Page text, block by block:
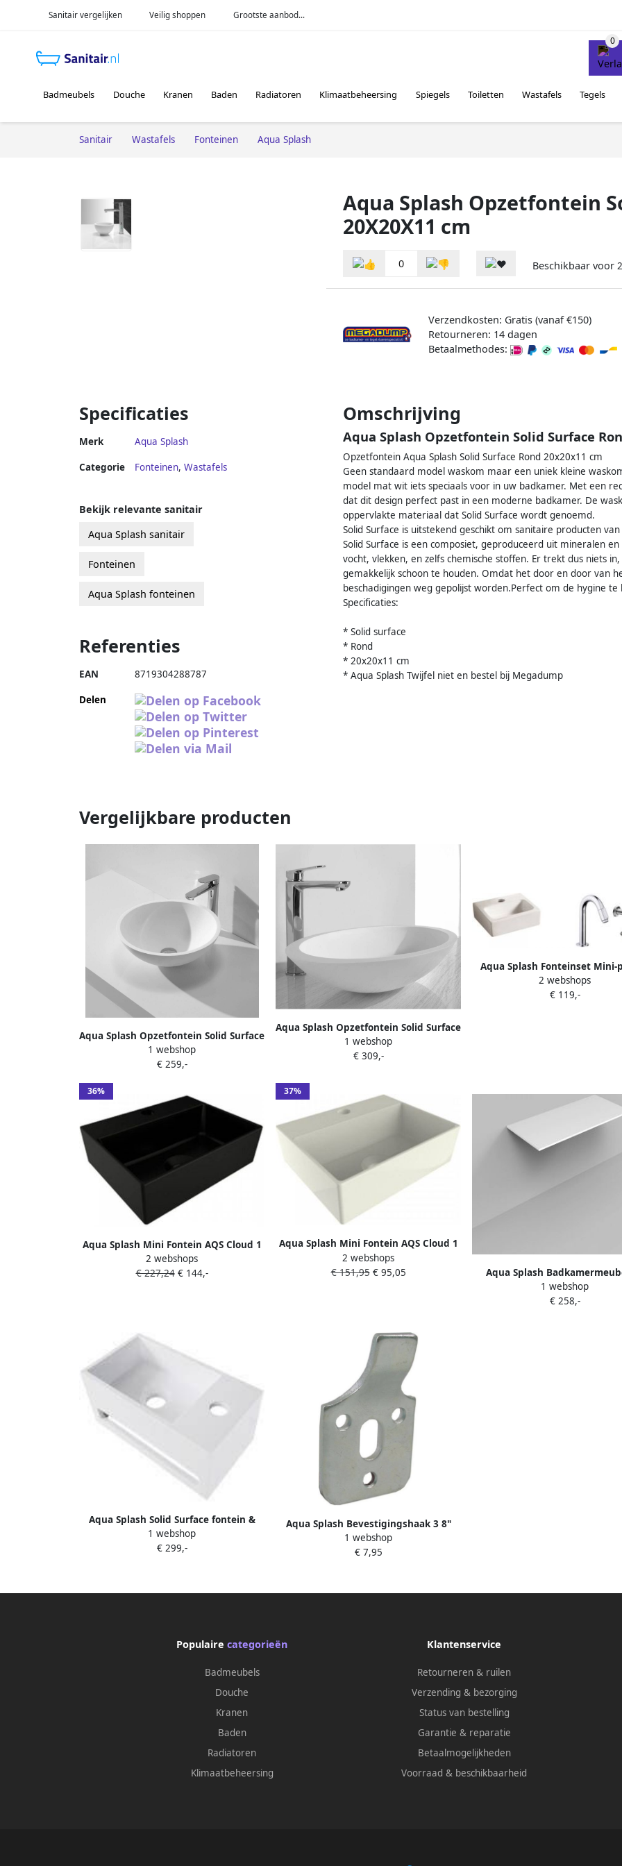
Sanitair vergelijken Veilig shoppen Grootste aanbod...
Badmeubels Douche Kranen Baden Radiatoren Klimaatbeheersing Spiegels Toiletten Wastafels Tegels
Sanitair Wastafels Fonteinen Aqua Splash
Aqua Splash Opzetfontein
20X20X11 cm
0 Beschikbaar voor
Verzendkosten: Gratis (vanaf €150)
Retourneren: 14 dagen
Betaalmethodes:
Specificaties
Merk Aqua Splash
Categorie Fonteinen, Wastafels
Omschrijving
Aqua Splash Opzetfontein Solid Surface
Opzetfontein Aqua Splash Solid Surface Rond 20x20x11 cm
Geen standaard model waskom maar een uniek kleine
model mat wit iets speciaals voor in uw badkamer. Met een
dat dit design perfect past in een moderne badkamer. De
oppervlakte materiaal dat Solid Surface wordt genoemd.
Solid Surface is uitstekend geschikt om sanitaire producten
Solid Surface is een composiet, geproduceerd uit mineralen
vocht, vlekken, en zelfs chemische stoffen. Er trekt dus niets
gemakkelijk schoon te houden. Omdat het door en door van
beschadigingen weg gepolijst worden.Perfect om de hygine
Specificaties:
* Solid surface
* Rond
* 20x20x11 cm
* Aqua Splash Twijfel niet en bestel bij Megadump
Bekijk relevante sanitair
Aqua Splash sanitair
Fonteinen
Aqua Splash fonteinen
Referenties
EAN 8719304288787
Delen
Vergelijkbare producten
Aqua Splash Opzetfontein Solid Surface
Rond 43X43X13 cm
1 webshop
€ 259,-
Aqua Splash Opzetfontein Solid Surface
Rond 59X35X11 cm
1 webshop
€ 309,-
Aqua Splash Fonteinset Mini-
28X24.5X9 cm RVS
2 webshops
€ 119,-
36%
Aqua Splash Mini Fontein AQS Cloud 1
Kraangat 29x23 cm Zonder Overloop
Mat Zwart
2 webshops
€ 227,24€ 144,-
37%
Aqua Splash Mini Fontein AQS Cloud 1
Kraangat 29x23 cm Zonder Overloop
Wit
2 webshops
€ 151,95€ 95,05
Aqua Splash
Industrieel AQS Frame Staand
Zwart Aluminium
1 webshop
€ 258,-
Aqua Splash Solid Surface fontein &
handdoekhouder rechts 356x203x159
1 webshop
€ 299,-
Aqua Splash Bevestigingshaak 3 8"
t.b.v. Fontein
1 webshop
€ 7,95
Populaire categorieën
Badmeubels
Douche
Kranen
Baden
Radiatoren
Klimaatbeheersing
Klantenservice
Retourneren & ruilen
Verzending & bezorging
Status van bestelling
Garantie & reparatie
Betaalmogelijkheden
Voorraad & beschikbaarheid